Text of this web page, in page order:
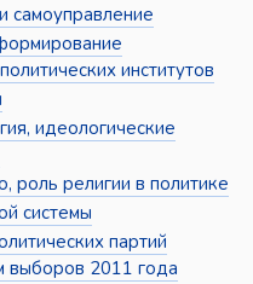
самоуправление
институтов
идеологические
роль религии в политике
системы
партий
выборов 2011 года